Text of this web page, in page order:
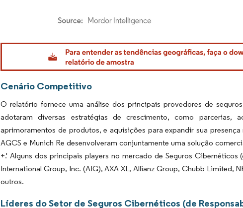
Imagem © Mordor Intelligence. O reuso requer atribuição conforme CC BY 4.0.
Cenário Competitivo
O relatório fornece uma análise dos principais provedores de
adotaram diversas estratégias de crescimento, como parcerias,
aprimoramentos de produtos, e aquisições para expandir sua
AGCS e Munich Re desenvolveram conjuntamente uma solução
+.' Alguns dos principais players no mercado de Seguros
International Group, Inc. (AIG), AXA XL, Allianz Group, Chubb Limited,
outros.
Líderes do Setor de Seguros Cibernéticos (de